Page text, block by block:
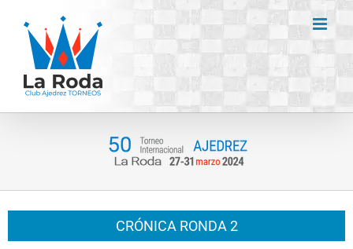
contenido
CRÓNICA RONDA 2